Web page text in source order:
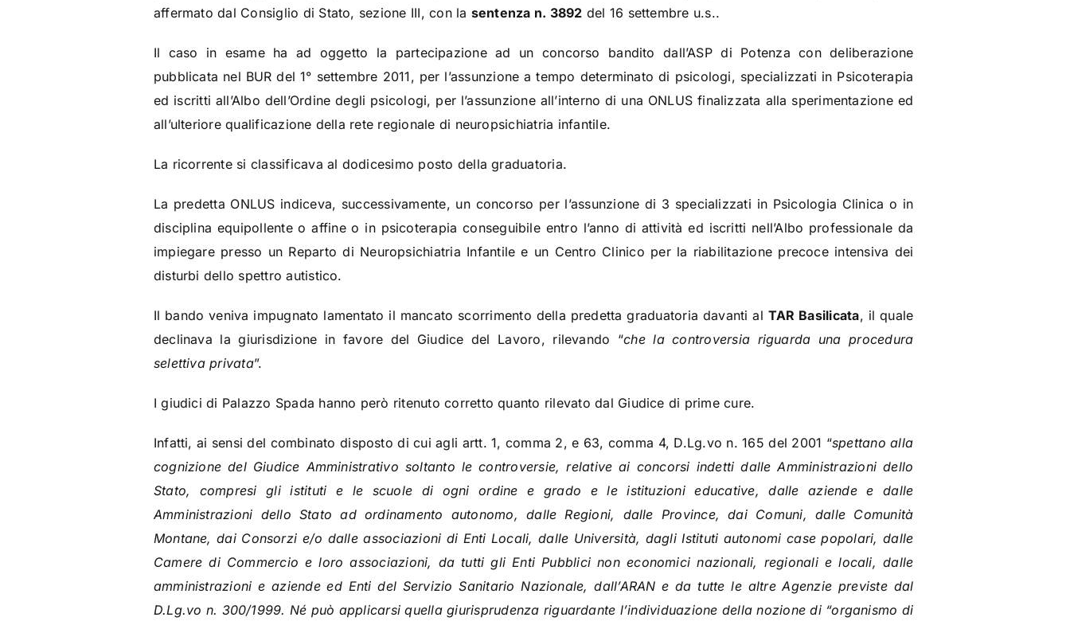
affermato dal Consiglio di Stato, sezione III, con la sentenza n. 3892 del 16 settembre u.s..
Il caso in esame ha ad oggetto la partecipazione ad un concorso bandito dall’ASP di Potenza con deliberazione
pubblicata nel BUR del 1° settembre 2011, per l’assunzione a tempo determinato di psicologi, specializzati in Psicoterapia
ed iscritti all’Albo dell’Ordine degli psicologi, per l’assunzione all’interno di una ONLUS finalizzata alla sperimentazione ed
all’ulteriore qualificazione della rete regionale di neuropsichiatria infantile.
La ricorrente si classificava al dodicesimo posto della graduatoria.
La predetta ONLUS indiceva, successivamente, un concorso per l’assunzione di 3 specializzati in Psicologia Clinica o in
disciplina equipollente o affine o in psicoterapia conseguibile entro l’anno di attività ed iscritti nell’Albo professionale da
impiegare presso un Reparto di Neuropsichiatria Infantile e un Centro Clinico per la riabilitazione precoce intensiva dei
disturbi dello spettro autistico.
Il bando veniva impugnato lamentato il mancato scorrimento della predetta graduatoria davanti al TAR Basilicata, il quale
declinava la giurisdizione in favore del Giudice del Lavoro, rilevando “che la controversia riguarda una procedura
selettiva privata”.
I giudici di Palazzo Spada hanno però ritenuto corretto quanto rilevato dal Giudice di prime cure.
Infatti, ai sensi del combinato disposto di cui agli artt. 1, comma 2, e 63, comma 4, D.Lg.vo n. 165 del 2001 “spettano alla
cognizione del Giudice Amministrativo soltanto le controversie, relative ai concorsi indetti dalle Amministrazioni dello
Stato, compresi gli istituti e le scuole di ogni ordine e grado e le istituzioni educative, dalle aziende e dalle
Amministrazioni dello Stato ad ordinamento autonomo, dalle Regioni, dalle Province, dai Comuni, dalle Comunità
Montane, dai Consorzi e/o dalle associazioni di Enti Locali, dalle Università, dagli Istituti autonomi case popolari, dalle
Camere di Commercio e loro associazioni, da tutti gli Enti Pubblici non economici nazionali, regionali e locali, dalle
amministrazioni e aziende ed Enti del Servizio Sanitario Nazionale, dall’ARAN e da tutte le altre Agenzie previste dal
D.Lg.vo n. 300/1999. Né può applicarsi quella giurisprudenza riguardante l’individuazione della nozione di “organismo di